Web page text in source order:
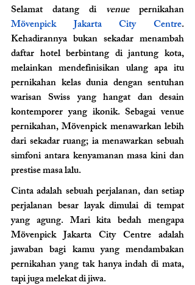
Selamat datang di venue
Mövenpick Jakarta City Centre.
Kehadirannya bukan sekadar menambah
daftar hotel berbintang di jantung kota,
melainkan mendefinisikan ulang apa itu
pernikahan kelas dunia dengan sentuhan
warisan Swiss yang hangat dan desain
kontemporer yang ikonik. Sebagai venue
pernikahan, Mövenpick menawarkan lebih
dari sekadar ruang; ia menawarkan sebuah
simfoni antara kenyamanan masa kini dan
prestise masa lalu.
Cinta adalah sebuah perjalanan, dan setiap
perjalanan besar layak dimulai di tempat
yang agung. Mari kita bedah mengapa
Mövenpick Jakarta City Centre adalah
jawaban bagi kamu yang mendambakan
pernikahan yang tak hanya indah di mata,
tapi juga melekat di jiwa.